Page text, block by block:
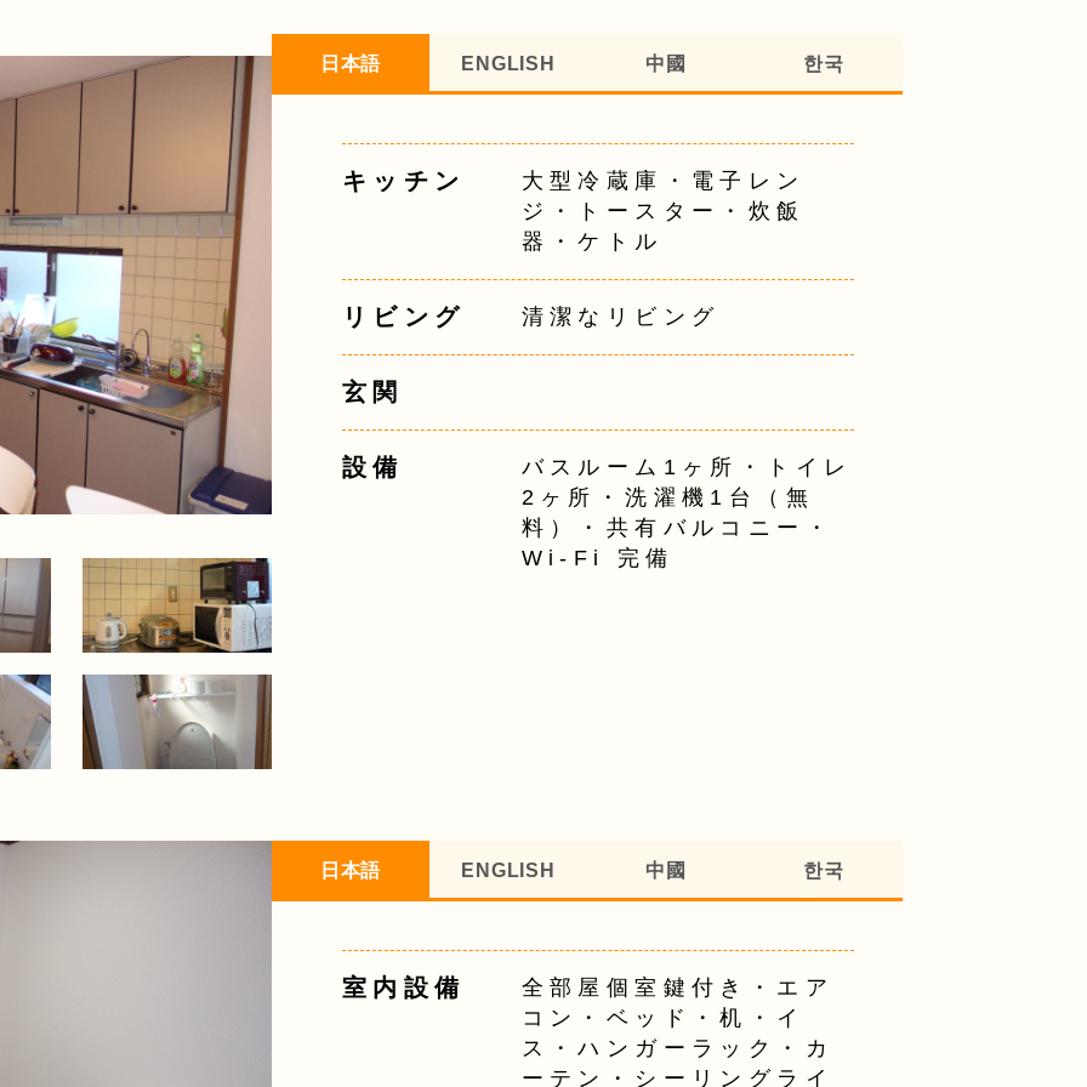
日本語 ENGLISH 中國 한국
キッチン
大型冷蔵庫・電子レン
ジ・トースター・炊飯
器・ケトル
リビング 清潔なリビング
玄関
設備
バスルーム1ヶ所・トイレ
2ヶ所・洗濯機1台（無
料）・共有バルコニー・
Wi-Fi 完備
日本語 ENGLISH 中國 한국
室内設備
全部屋個室鍵付き・エア
コン・ベッド・机・イ
ス・ハンガーラック・カ
ーテン・シーリングライ